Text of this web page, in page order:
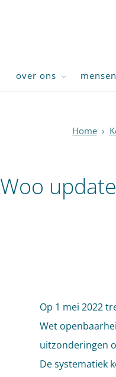
over ons mensen
Home ›
Woo
Op 1 mei 2022
Wet
uitzonderingen
De systematiek